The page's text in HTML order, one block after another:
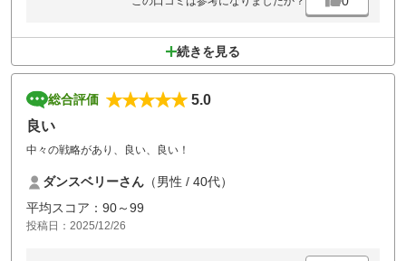
続きを見る
総合評価
5.0
良い
中々の戦略があり、良い、良い！
ダンスベリーさん （男性 / 40代）
平均スコア：90～99
投稿日：2025/12/26